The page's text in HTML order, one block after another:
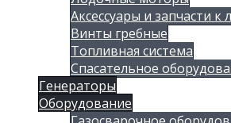
Аксессуары и запчасти
Винты гребные
Топливная система
Спасательное
Генераторы
Оборудование